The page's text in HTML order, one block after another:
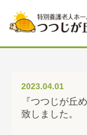
2023.04.01
『つつじが丘
致しました。